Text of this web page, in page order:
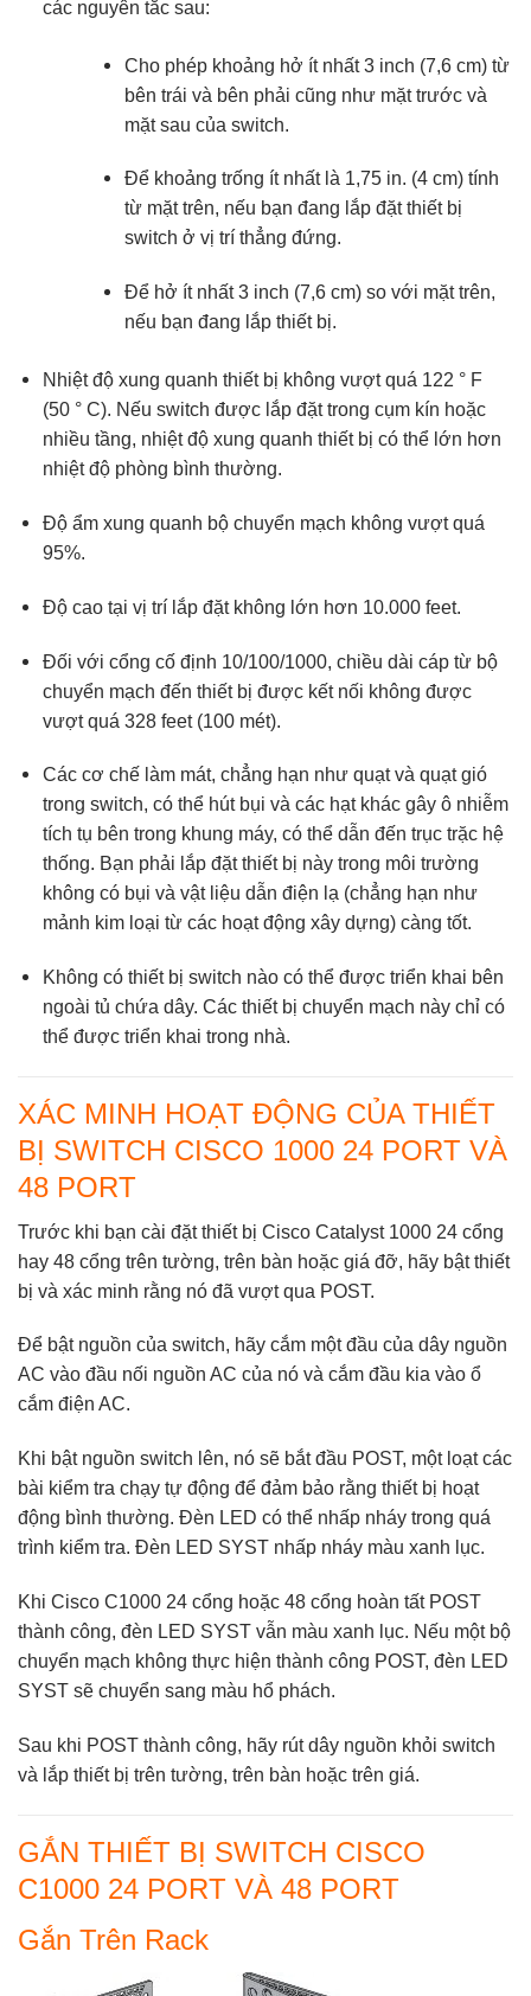
các nguyên tắc sau:
Cho phép khoảng hở ít nhất 3 inch (7,6 cm) từ
bên trái và bên phải cũng như mặt trước và
mặt sau của switch.
Để khoảng trống ít nhất là 1,75 in. (4 cm) tính
từ mặt trên, nếu bạn đang lắp đặt thiết bị
switch ở vị trí thẳng đứng.
Để hở ít nhất 3 inch (7,6 cm) so với mặt trên,
nếu bạn đang lắp thiết bị.
Nhiệt độ xung quanh thiết bị không vượt quá 122 ° F
(50 ° C). Nếu switch được lắp đặt trong cụm kín hoặc
nhiều tầng, nhiệt độ xung quanh thiết bị có thể lớn hơn
nhiệt độ phòng bình thường.
Độ ẩm xung quanh bộ chuyển mạch không vượt quá
95%.
Độ cao tại vị trí lắp đặt không lớn hơn 10.000 feet.
Đối với cổng cố định 10/100/1000, chiều dài cáp từ bộ
chuyển mạch đến thiết bị được kết nối không được
vượt quá 328 feet (100 mét).
Các cơ chế làm mát, chẳng hạn như quạt và quạt gió
trong switch, có thể hút bụi và các hạt khác gây ô nhiễm
tích tụ bên trong khung máy, có thể dẫn đến trục trặc hệ
thống. Bạn phải lắp đặt thiết bị này trong môi trường
không có bụi và vật liệu dẫn điện lạ (chẳng hạn như
mảnh kim loại từ các hoạt động xây dựng) càng tốt.
Không có thiết bị switch nào có thể được triển khai bên
ngoài tủ chứa dây. Các thiết bị chuyển mạch này chỉ có
thể được triển khai trong nhà.
XÁC MINH HOẠT ĐỘNG CỦA THIẾT
BỊ SWITCH CISCO 1000 24 PORT VÀ
48 PORT
Trước khi bạn cài đặt thiết bị Cisco Catalyst 1000 24 cổng
hay 48 cổng trên tường, trên bàn hoặc giá đỡ, hãy bật thiết
bị và xác minh rằng nó đã vượt qua POST.
Để bật nguồn của switch, hãy cắm một đầu của dây nguồn
AC vào đầu nối nguồn AC của nó và cắm đầu kia vào ổ
cắm điện AC.
Khi bật nguồn switch lên, nó sẽ bắt đầu POST, một loạt các
bài kiểm tra chạy tự động để đảm bảo rằng thiết bị hoạt
động bình thường. Đèn LED có thể nhấp nháy trong quá
trình kiểm tra. Đèn LED SYST nhấp nháy màu xanh lục.
Khi Cisco C1000 24 cổng hoặc 48 cổng hoàn tất POST
thành công, đèn LED SYST vẫn màu xanh lục. Nếu một bộ
chuyển mạch không thực hiện thành công POST, đèn LED
SYST sẽ chuyển sang màu hổ phách.
Sau khi POST thành công, hãy rút dây nguồn khỏi switch
và lắp thiết bị trên tường, trên bàn hoặc trên giá.
GẮN THIẾT BỊ SWITCH CISCO
C1000 24 PORT VÀ 48 PORT
Gắn Trên Rack